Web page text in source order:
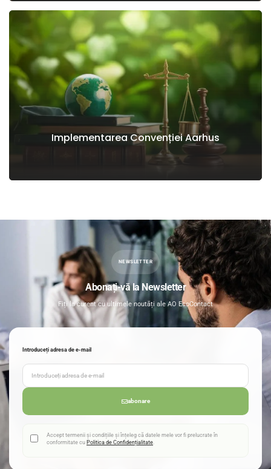
Implementarea Convenției Aarhus
NEWSLETTER
Abonați-vă la Newsletter
Fiți la curent cu ultimele noutăți ale AO EcoContact
Introduceți adresa de e-mail
abonare
Accept termenii și condițiile și înțeleg că datele mele vor fi prelucrate în
conformitate cu Politica de Confidențialitate.